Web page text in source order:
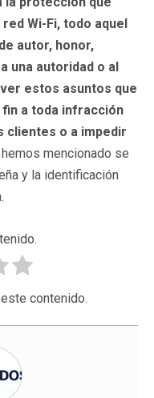
Wi-Fi, todo aquel
autor, honor,
una autoridad o al
estos asuntos que
a toda infracción
clientes o a impedir
mencionado se
y la identificación
contenido.